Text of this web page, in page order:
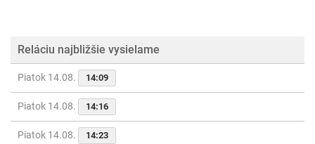
Reláciu najbližšie vysielame
Piatok 14.08. 14:09
Piatok 14.08. 14:16
Piatok 14.08. 14:23